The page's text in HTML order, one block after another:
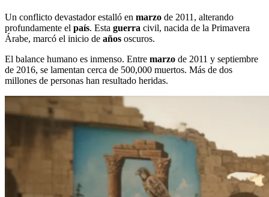
Un conflicto devastador estalló en marzo de 2011, alterando
profundamente el país. Esta guerra civil, nacida de la Primavera
Árabe, marcó el inicio de años oscuros.
El balance humano es inmenso. Entre marzo de 2011 y septiembre
de 2016, se lamentan cerca de 500,000 muertos. Más de dos
millones de personas han resultado heridas.